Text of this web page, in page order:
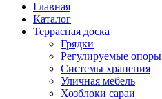
Главная
Каталог
Террасная доска
Грядки
Регулируемые опоры
Системы хранения
Уличная мебель
Хозблоки сараи